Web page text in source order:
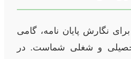
نگارش پایان نامه، گامی
و شغلی شماست. در